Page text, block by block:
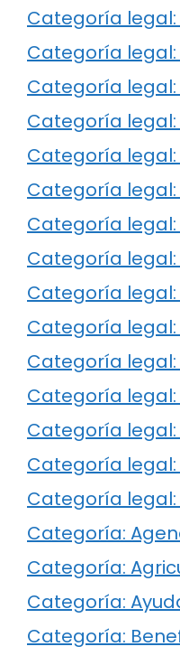
Categoría
Categoría
Categoría
Categoría
Categoría
Categoría
Categoría
Categoría
Categoría
Categoría
Categoría legal:
Categoría legal:
Categoría
Categoría
Categoría
Categoría:
Categoría:
Categoría:
Categoría: